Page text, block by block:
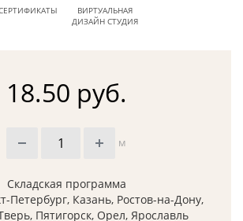
ВИРТУАЛЬНАЯ
ДИЗАЙН СТУДИЯ
18.50 руб.
м
Складская программа
Петербург, Казань, Ростов-на-Дону,
Пятигорск, Орел, Ярославль